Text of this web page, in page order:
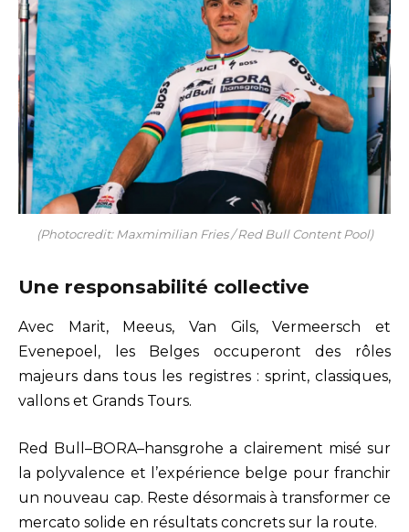
(Photocredit: Maxmimilian Fries / Red Bull Content Pool)
Une responsabilité collective
Avec Marit, Meeus, Van Gils, Vermeersch et
Evenepoel, les Belges occuperont des rôles
majeurs dans tous les registres : sprint, classiques,
vallons et Grands Tours.
Red Bull–BORA–hansgrohe a clairement misé sur
la polyvalence et l’expérience belge pour franchir
un nouveau cap. Reste désormais à transformer ce
mercato solide en résultats concrets sur la route.